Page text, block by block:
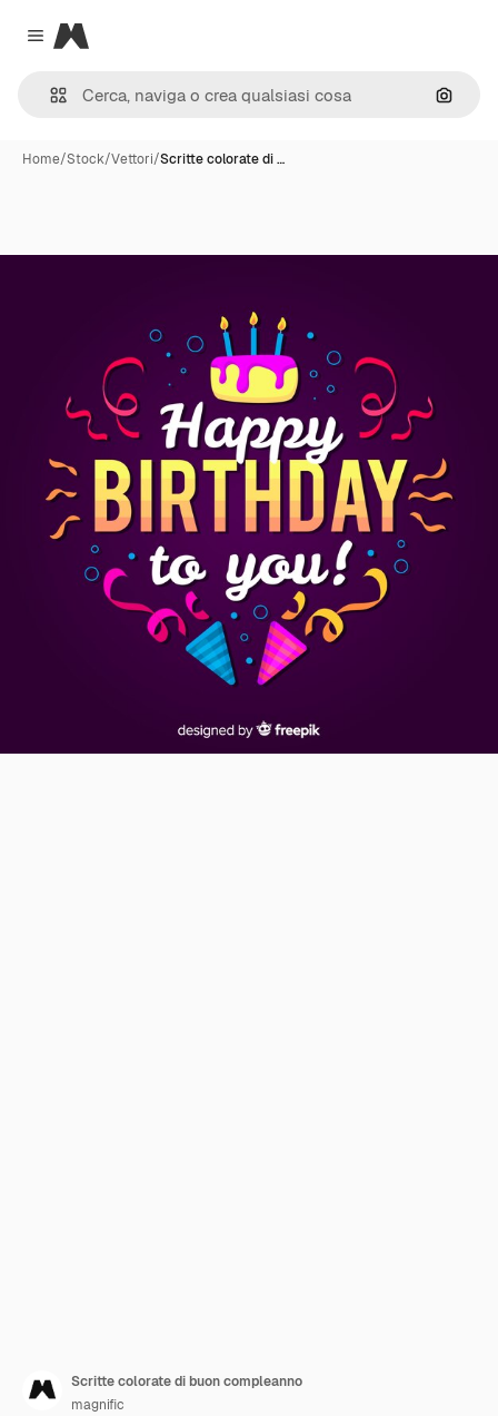
Close menu
Magnific
Cerca
Home/Stock/Vettori/Scritte colorate di …
Scritte colorate di buon compleanno
magnific